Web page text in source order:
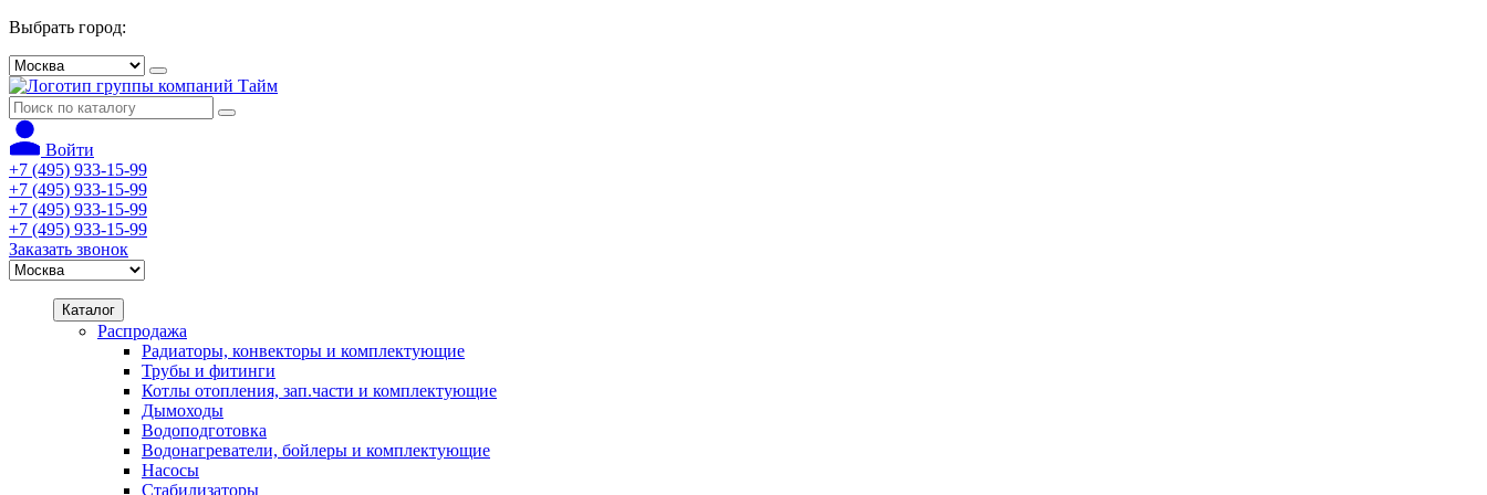
Выбрать город:
Войти
+7 (495) 933-15-99
+7 (495) 933-15-99
+7 (495) 933-15-99
+7 (495) 933-15-99
Заказать звонок
Каталог
Распродажа
Радиаторы, конвекторы и комплектующие
Трубы и фитинги
Котлы отопления, зап.части и комплектующие
Дымоходы
Водоподготовка
Водонагреватели, бойлеры и комплектующие
Насосы
Стабилизаторы